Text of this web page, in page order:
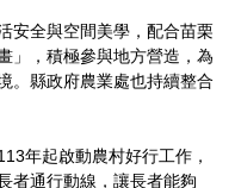
安全與空間美學，配合苗栗
」，積極參與地方營造，為
。縣政府農業處也持續整合
年起啟動農村好行工作，
者通行動線，讓長者能夠